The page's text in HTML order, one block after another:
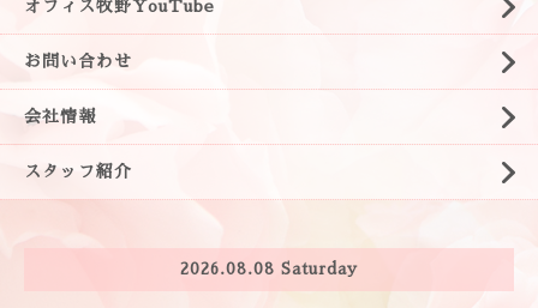
オフィス牧野YouTube
お問い合わせ
会社情報
スタッフ紹介
2026.08.08 Saturday